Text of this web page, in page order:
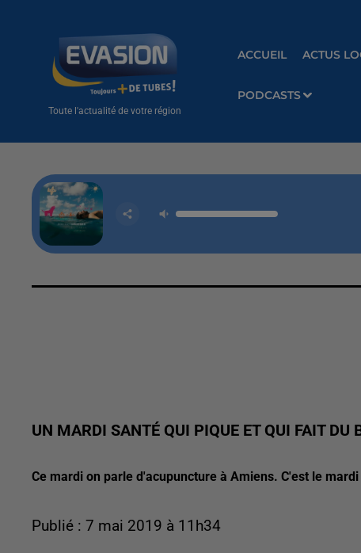
Toute l'actualité de votre région
ACCUEIL ACTUS
PODCASTS
UN MARDI SANTÉ QUI PIQUE ET QUI FAIT DU
Ce mardi on parle d'acupuncture à Amiens. C'est le
Publié : 7 mai 2019 à 11h34